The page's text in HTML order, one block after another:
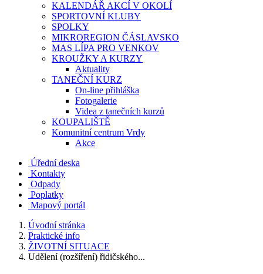
KALENDÁŘ AKCÍ V OKOLÍ
SPORTOVNÍ KLUBY
SPOLKY
MIKROREGION ČÁSLAVSKO
MAS LÍPA PRO VENKOV
KROUŽKY A KURZY
Aktuality
TANEČNÍ KURZ
On-line přihláška
Fotogalerie
Videa z tanečních kurzů
KOUPALIŠTĚ
Komunitní centrum Vrdy
Akce
Úřední deska
Kontakty
Odpady
Poplatky
Mapový portál
Úvodní stránka
Praktické info
ŽIVOTNÍ SITUACE
Udělení (rozšíření) řidičského...